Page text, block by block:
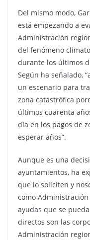
Del mismo modo,
está empezando a
Administración
del fenómeno
durante los últimos
Según ha señalado,
un escenario para
zona catastrófica
últimos cuarenta
día en los pagos de
esperar años”.
Aunque es una
ayuntamientos, ha
que lo soliciten y
como
ayudas que se
directos son las
Administración